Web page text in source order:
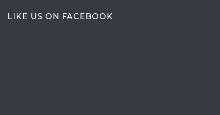
LIKE US ON FACEBOOK